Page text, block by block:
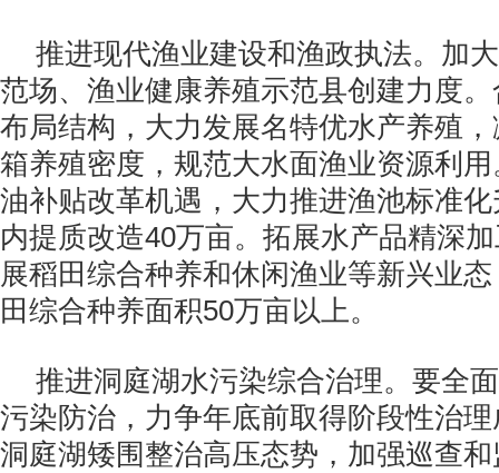
推进现代渔业建设和渔政执法。加
范场、渔业健康养殖示范县创建力度
布局结构，大力发展名特优水产养殖
箱养殖密度，规范大水面渔业资源利
油补贴改革机遇，大力推进渔池标准
内提质改造40万亩。拓展水产品精深
展稻田综合种养和休闲渔业等新兴业
田综合种养面积50万亩以上。
推进洞庭湖水污染综合治理。要全
污染防治，力争年底前取得阶段性治
洞庭湖矮围整治高压态势，加强巡查